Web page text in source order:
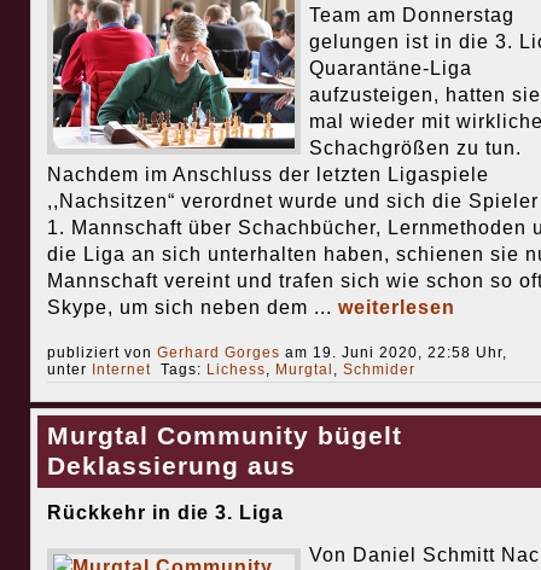
Team am Donnerstag
gelungen ist in die 3.
Quarantäne-Liga
aufzusteigen, hatten
mal wieder mit
Schachgrößen zu tun.
Nachdem im Anschluss der letzten Ligaspiele
,,Nachsitzen“ verordnet wurde und sich die
1. Mannschaft über Schachbücher, Lernmethoden
die Liga an sich unterhalten haben, schienen sie
Mannschaft vereint und trafen sich wie schon so
Skype, um sich neben dem ... weiterlesen
publiziert von Gerhard Gorges am 19. Juni 2020, 22:58 Uhr,
unter
InternetTags: Lichess, Murgtal , Schmider
Murgtal Community bügelt
Deklassierung aus
Rückkehr in die 3. Liga
Von Daniel Schmitt